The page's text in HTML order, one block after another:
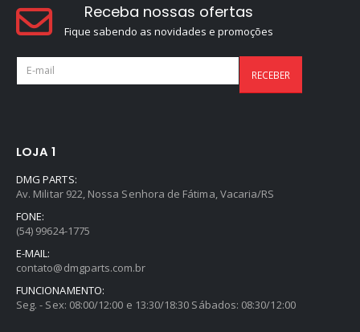
Receba nossas ofertas
Fique sabendo as novidades e promoções
LOJA 1
DMG PARTS:
Av. Militar 922, Nossa Senhora de Fátima, Vacaria/RS
FONE:
(54) 99624-1775
E-MAIL:
contato@dmgparts.com.br
FUNCIONAMENTO:
Seg. - Sex: 08:00/12:00 e 13:30/18:30 Sábados: 08:30/12:00